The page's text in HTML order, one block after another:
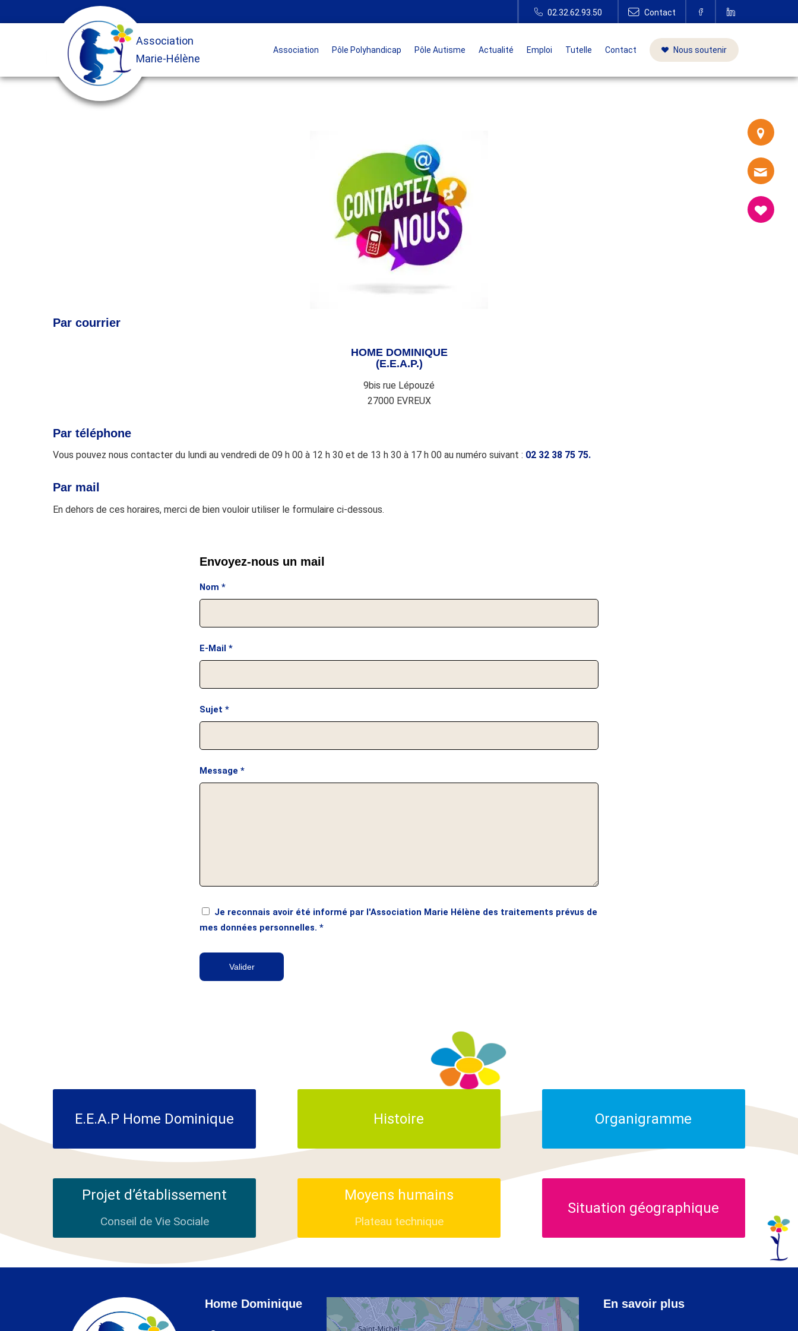
Association Pôle Polyhandicap Pôle Autisme Actualité Emploi Tutelle Contact Nous soutenir
Par courrier
HOME DOMINIQUE
(E.E.A.P.)
9bis rue Lépouzé
27000 EVREUX
Par téléphone
Vous pouvez nous contacter du lundi au vendredi de 09 h 00 à 12 h 30 et de 13 h 30 à 17 h 00 au numéro suivant : 02 32 38 75 75.
Par mail
En dehors de ces horaires, merci de bien vouloir utiliser le formulaire ci-dessous.
Envoyez-nous un mail
Nom*
E-Mail*
Sujet*
Message*
Je reconnais avoir été informé par l'Association Marie Hélène des traitements prévus de
mes données personnelles.*
E.E.A.P Home Dominique Histoire Organigramme
Projet d’établissement
Conseil de Vie Sociale
Moyens humains
Plateau technique
Situation géographique
Home Dominique En savoir plus